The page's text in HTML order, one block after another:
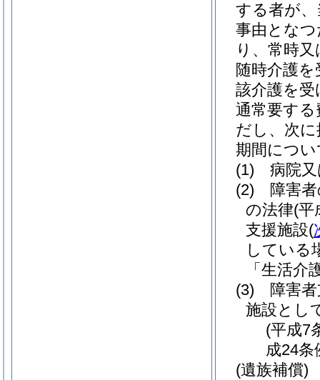
する者が
事由とな
り、常時
随時介護
該介護を
通常要す
だし、次
期間につ
(1)
病院
(2)
障害
の法律(平
支援施設(
している
「生活介
(3)
障害
施設とし
(平成7
成24条
(遺族補償)